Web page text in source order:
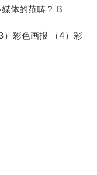
体的范畴？ B
）彩色画报 （4）彩